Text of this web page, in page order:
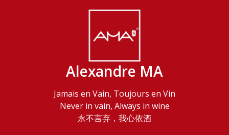
Alexandre MA
Jamais en Vain, Toujours en Vin
Never in vain, Always in wine
永不言弃，我心依酒